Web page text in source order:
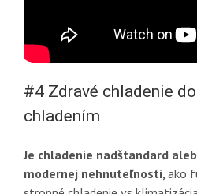
#4 Zdravé chladenie
chladením
Je chladenie nadštandard
modernej nehnuteľnosti, ako